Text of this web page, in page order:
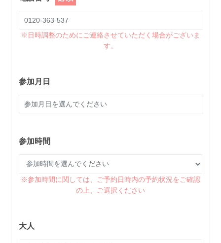
※日時調整のためにご連絡させていただく場合がございま
す。
参加月日
参加時間
※参加時間に関しては、ご予約日時内の予約状況をご確認
の上、ご選択ください
大人